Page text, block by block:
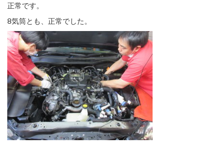
正常です。
8気筒とも、正常でした。